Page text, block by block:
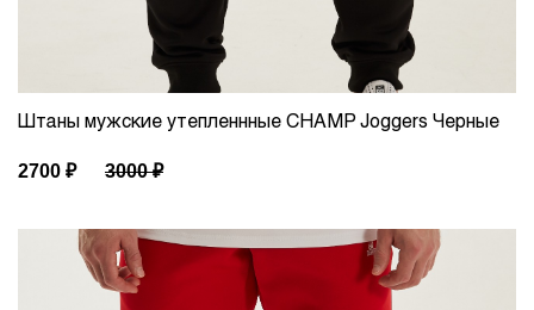
Штаны мужские утепленнные CHAMP Joggers Черные
2700 ₽ 3000₽